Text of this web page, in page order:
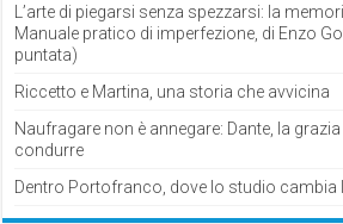
L’arte di piegarsi senza spezzarsi: la
Manuale pratico di imperfezione, di Enzo
puntata)
Riccetto e Martina, una storia che avvicina
Naufragare non è annegare: Dante, la
condurre
Dentro Portofranco, dove lo studio cambia